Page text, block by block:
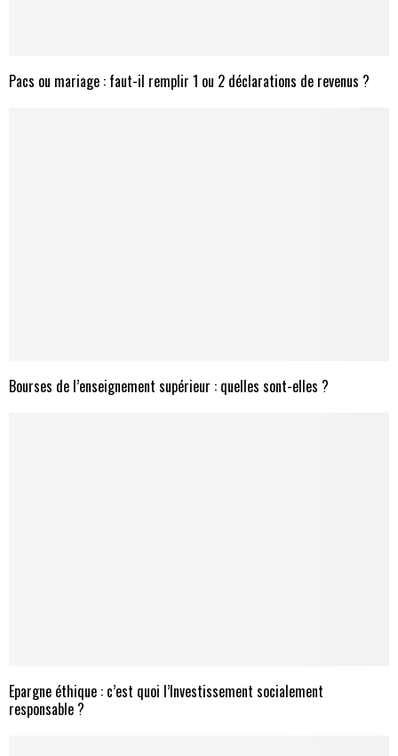
Pacs ou mariage : faut-il remplir 1 ou 2 déclarations de revenus ?
Bourses de l’enseignement supérieur : quelles sont-elles ?
Epargne éthique : c’est quoi l’Investissement socialement
responsable ?